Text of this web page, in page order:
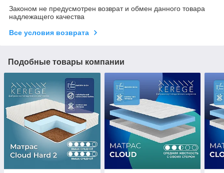
Законом не предусмотрен возврат и обмен данного товара
надлежащего качества
Все условия возврата
Подобные товары компании